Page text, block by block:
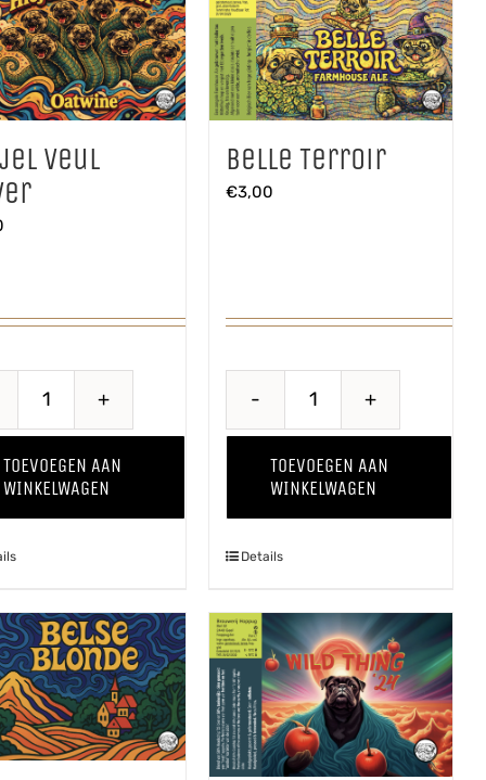
Veul
Haver
TOEVOEGEN AAN
WINKELWAGEN
Belle Terroir
€3,00
aantal
TOEVOEGEN AAN
WINKELWAGEN
Details